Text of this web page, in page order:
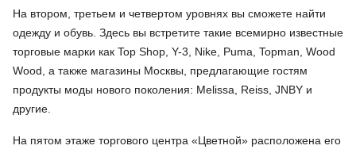
На втором, третьем и четвертом уровнях вы сможете найти
одежду и обувь. Здесь вы встретите такие всемирно известные
торговые марки как Top Shop, Y-3, Nike, Puma, Topman, Wood
Wood, а также магазины Москвы, предлагающие гостям
продукты моды нового поколения: Melissa, Reiss, JNBY и
другие.
На пятом этаже торгового центра «Цветной» расположена его